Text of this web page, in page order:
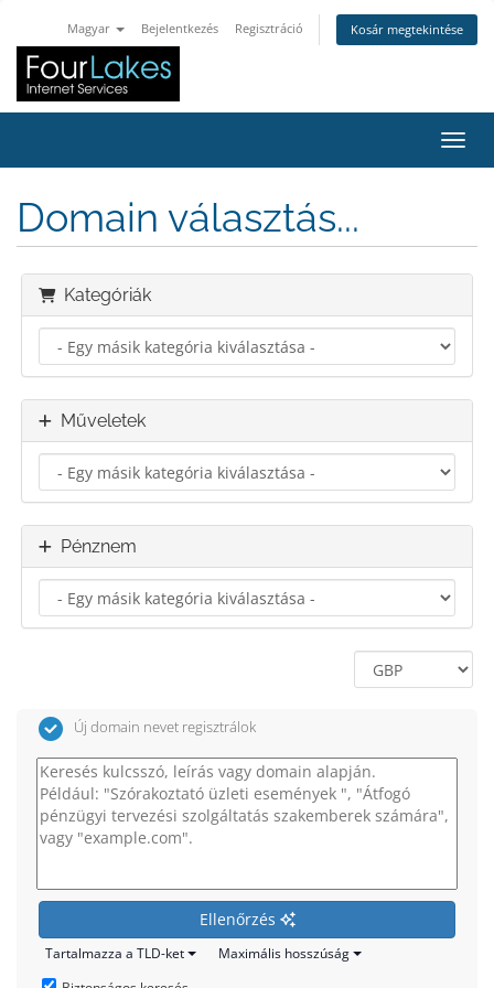
Magyar Bejelentkezés Regisztráció Kosár megtekintése
Domain választás...
Kategóriák
Műveletek
Pénznem
Új domain nevet regisztrálok
Ellenőrzés
Tartalmazza a TLD-ket
Maximális hosszúság